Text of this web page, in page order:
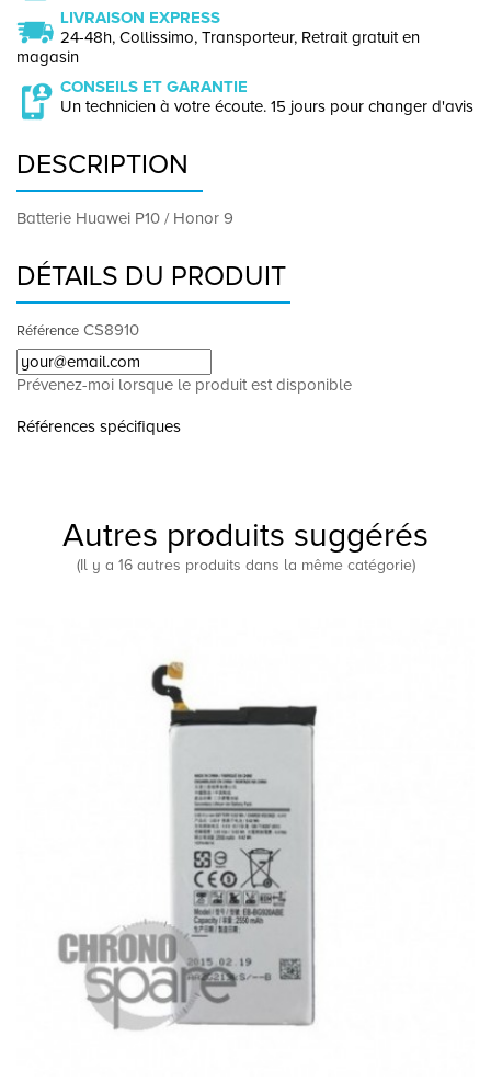
LIVRAISON EXPRESS
24-48h, Collissimo, Transporteur, Retrait gratuit en
magasin
CONSEILS ET GARANTIE
Un technicien à votre écoute. 15 jours pour changer d'avis
DESCRIPTION
Batterie Huawei P10 / Honor 9
DÉTAILS DU PRODUIT
Référence CS8910
Prévenez-moi lorsque le produit est disponible
Références spécifiques
Autres produits suggérés
(Il y a 16 autres produits dans la même catégorie)